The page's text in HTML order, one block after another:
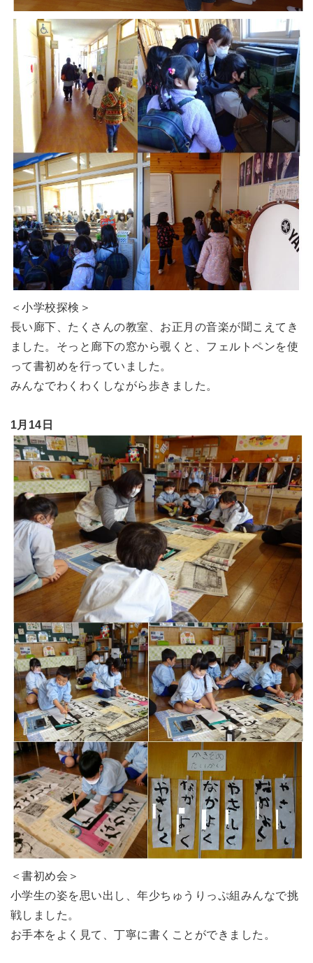
＜小学校探検＞
長い廊下、たくさんの教室、お正月の音楽が聞こえてき
ました。そっと廊下の窓から覗くと、フェルトペンを使
って書初めを行っていました。
みんなでわくわくしながら歩きました。
1月14日
＜書初め会＞
小学生の姿を思い出し、年少ちゅうりっぷ組みんなで挑
戦しました。
お手本をよく見て、丁寧に書くことができました。